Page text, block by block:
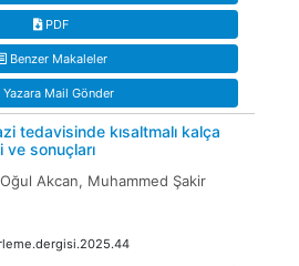
PDF
Benzer Makaleler
Yazara Mail Gönder
tedavisinde kısaltmalı kalça
sonuçları
Akcan, Muhammed Şakir